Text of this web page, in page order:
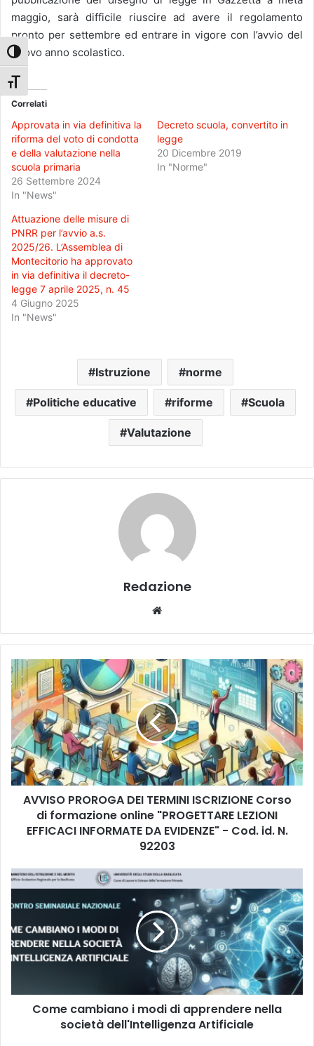
Attiva/disattiva alto contrasto
Attiva/disattiva dimensione testo
maggio, sarà difficile riuscire ad avere il regolamento
pronto per settembre ed entrare in vigore con l’avvio del
nuovo anno scolastico.
Correlati
Approvata in via definitiva la
riforma del voto di condotta
e della valutazione nella
scuola primaria
26 Settembre 2024
In "News"
Decreto scuola, convertito in
legge
20 Dicembre 2019
In "Norme"
Attuazione delle misure di
PNRR per l’avvio a.s.
2025/26. L’Assemblea di
Montecitorio ha approvato
in via definitiva il decreto-
legge 7 aprile 2025, n. 45
4 Giugno 2025
In "News"
Istruzione norme
Politiche educative riforme Scuola
Valutazione
Redazione
te
A
V
V
I
S
O
P
R
O
E
I
T
R
M
I
AVVISO PROROGA DEI TERMINI ISCRIZIONE Corso
di formazione online "PROGETTARE LEZIONI
EFFICACI INFORMATE DA EVIDENZE" - Cod. id. N.
92203
C
o
m
c
a
m
i
Come cambiano i modi di apprendere nella
società dell'Intelligenza Artificiale